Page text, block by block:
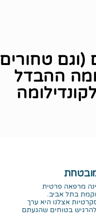
(וגם טחורים
ומה ההבדל
מרפאה פרטית
בתל אביב.
אצלנו היא ערך
להרגיש בטוחים שהגעתם